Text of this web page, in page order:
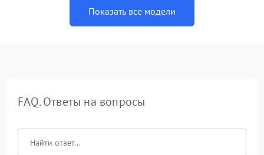
Показать все модели
FAQ. Ответы на вопросы